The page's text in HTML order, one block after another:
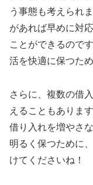
う事態も考えられ
があれば早めに対
ことができるので
活を快適に保つた
さらに、複数の借
えることもありま
借り入れを増やさ
明るく保つために
けてくださいね！